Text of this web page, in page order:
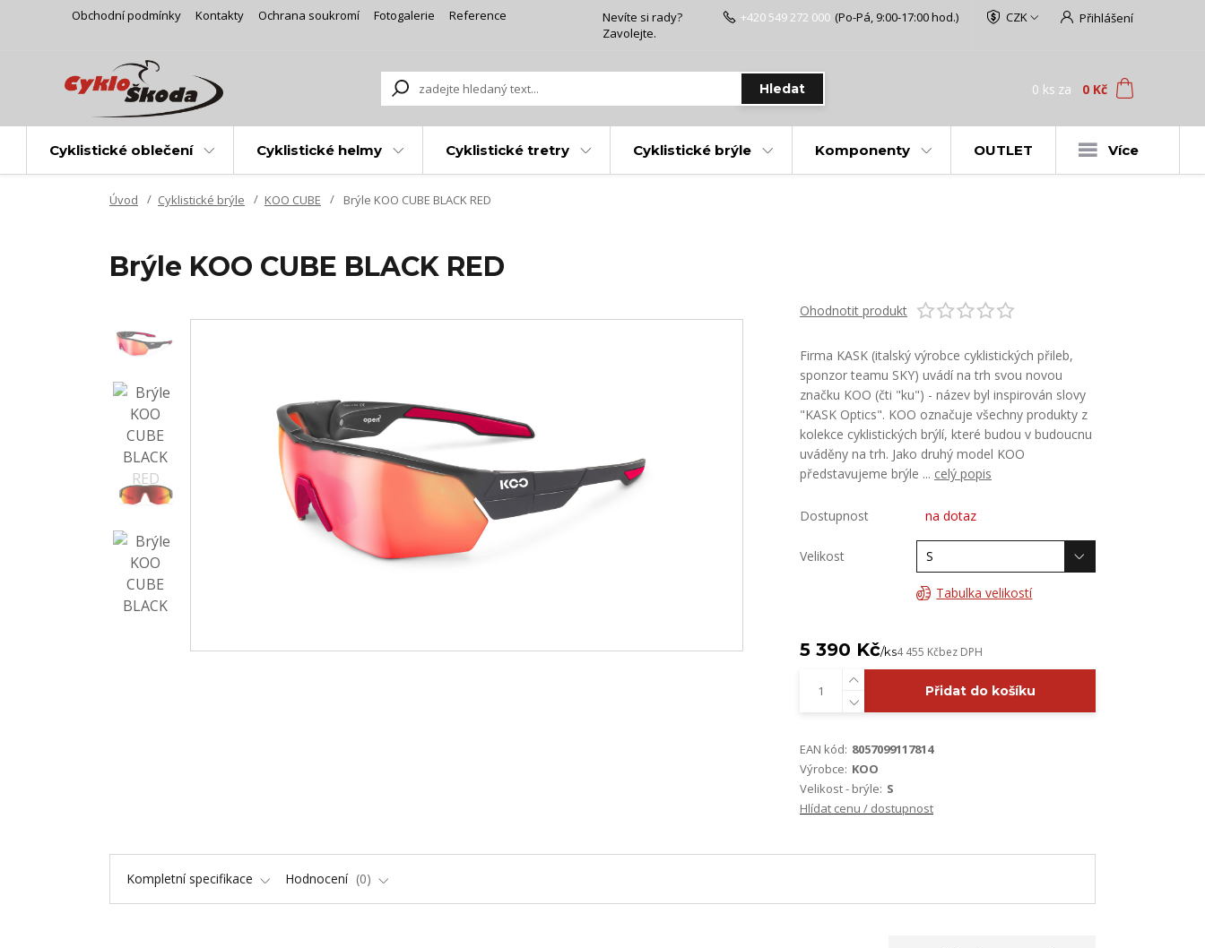
Obchodní podmínky Kontakty Ochrana soukromí Fotogalerie Reference CZK Přihlášení
Hledat
Nevíte si rady?
Zavolejte.
+420 549 272 000 (Po-Pá, 9:00-17:00 hod.)
0 ks za 0 Kč
Cyklistické oblečení Cyklistické helmy Cyklistické tretry Cyklistické brýle Komponenty OUTLET Více
Úvod Cyklistické brýle KOO CUBE Brýle KOO CUBE BLACK RED
Brýle KOO CUBE BLACK RED
Ohodnotit produkt
Firma KASK (italský výrobce cyklistických přileb,
sponzor teamu SKY) uvádí na trh svou novou
značku KOO (čti "ku") - název byl inspirován slovy
"KASK Optics". KOO označuje všechny produkty z
kolekce cyklistických brýlí, které budou v budoucnu
uváděny na trh. Jako druhý model KOO
představujeme brýle ... celý popis
Dostupnost na dotaz
Velikost
Tabulka velikostí
5 390 Kč/ks4 455 Kčbez DPH
Přidat do košíku
EAN kód: 8057099117814
Výrobce: KOO
Velikost - brýle: S
Hlídat cenu / dostupnost
Kompletní specifikace Hodnocení 0